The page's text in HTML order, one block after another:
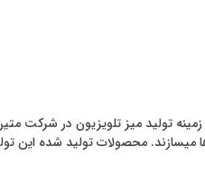
فعالیت در زمینه تولید انواع میز تلویزیون های ال ای دی است. ۳۵۰ نف نیروی متخصص در
محصولات تولید شده این